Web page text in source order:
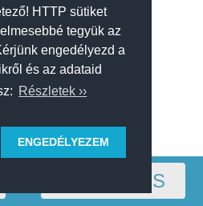
HTTP sütiket
tegyük az
engedélyezd a
és az adataid
Részletek ››
ENGEDÉLYEZEM
SZŰRÉS